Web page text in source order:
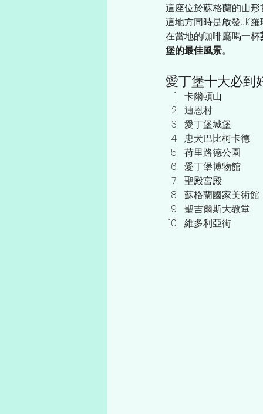
這座位於蘇格蘭的山
這地方同時是啟發J.K.
在當地的咖啡廳喝一杯
堡的最佳風景。
愛丁堡十大必到
卡爾頓山
迪恩村
愛丁堡城堡
忠犬巴比柯卡德
荷里路德公園
愛丁堡博物館
聖殿宮殿
蘇格蘭國家美術館
聖吉爾斯大教堂
維多利亞街